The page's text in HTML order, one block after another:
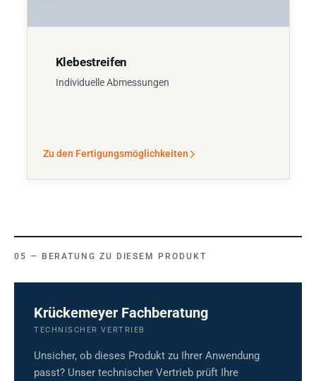
Klebestreifen
Individuelle Abmessungen
Zu den Fertigungsmöglichkeiten
BERATUNG ZU DIESEM PRODUKT
Krückemeyer Fachberatung
TECHNISCHER VERTRIEB
Unsicher, ob dieses Produkt zu Ihrer Anwendung
passt? Unser technischer Vertrieb prüft Ihre